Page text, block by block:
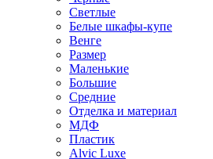
Светлые
Белые шкафы-купе
Венге
Размер
Маленькие
Большие
Средние
Отделка и материал
МДФ
Пластик
Alvic Luxe